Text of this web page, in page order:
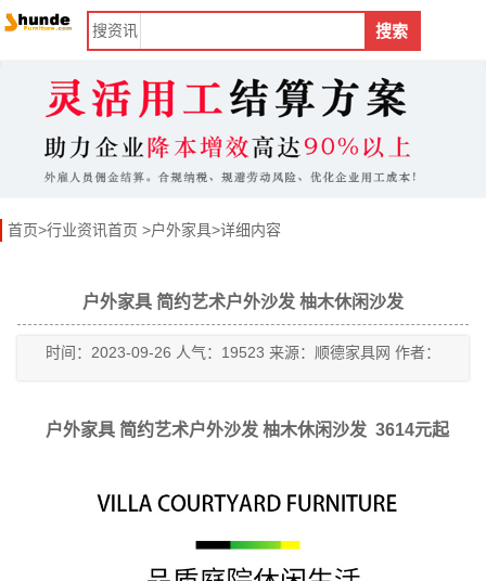
搜资讯 搜索
首页>行业资讯首页 >户外家具>详细内容
户外家具 简约艺术户外沙发 柚木休闲沙发
时间：2023-09-26 人气：19523 来源：顺德家具网 作者：
户外家具 简约艺术户外沙发 柚木休闲沙发3614元起